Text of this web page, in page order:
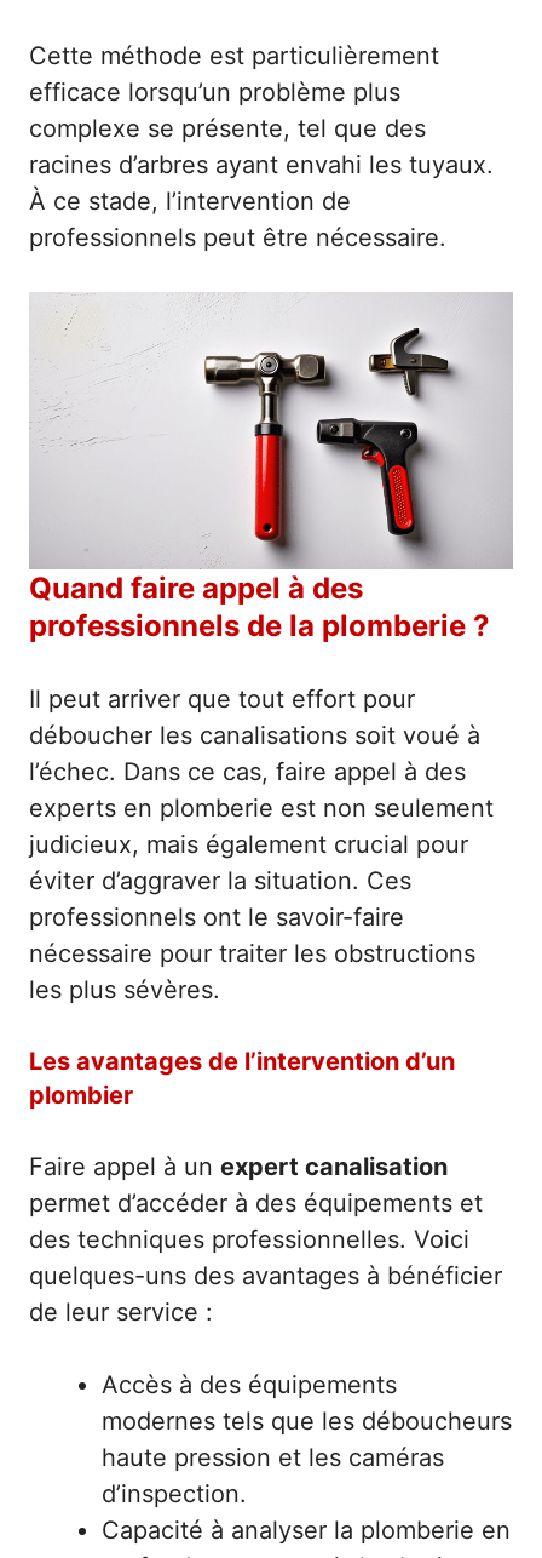
Cette méthode est particulièrement
efficace lorsqu’un problème plus
complexe se présente, tel que des
racines d’arbres ayant envahi les tuyaux.
À ce stade, l’intervention de
professionnels peut être nécessaire.
Quand faire appel à des
professionnels de la plomberie ?
Il peut arriver que tout effort pour
déboucher les canalisations soit voué à
l’échec. Dans ce cas, faire appel à des
experts en plomberie est non seulement
judicieux, mais également crucial pour
éviter d’aggraver la situation. Ces
professionnels ont le savoir-faire
nécessaire pour traiter les obstructions
les plus sévères.
Les avantages de l’intervention d’un
plombier
Faire appel à un expert canalisation
permet d’accéder à des équipements et
des techniques professionnelles. Voici
quelques-uns des avantages à bénéficier
de leur service :
Accès à des équipements
modernes tels que les déboucheurs
haute pression et les caméras
d’inspection.
Capacité à analyser la plomberie en